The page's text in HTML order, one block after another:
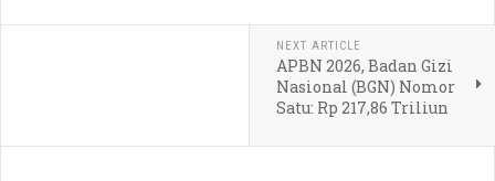
NEXT ARTICLE
APBN 2026, Badan Gizi
Nasional (BGN) Nomor
Satu: Rp 217,86 Triliun